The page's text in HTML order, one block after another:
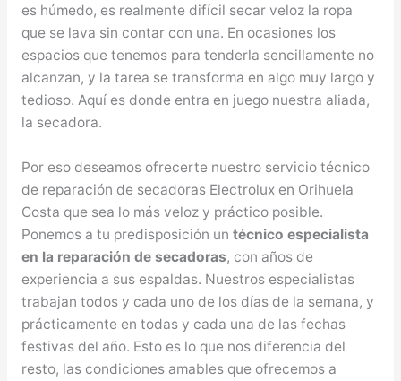
es húmedo, es realmente difícil secar veloz la ropa
que se lava sin contar con una. En ocasiones los
espacios que tenemos para tenderla sencillamente no
alcanzan, y la tarea se transforma en algo muy largo y
tedioso. Aquí es donde entra en juego nuestra aliada,
la secadora.
Por eso deseamos ofrecerte nuestro servicio técnico
de reparación de secadoras Electrolux en Orihuela
Costa que sea lo más veloz y práctico posible.
Ponemos a tu predisposición un técnico especialista
en la reparación de secadoras, con años de
experiencia a sus espaldas. Nuestros especialistas
trabajan todos y cada uno de los días de la semana, y
prácticamente en todas y cada una de las fechas
festivas del año. Esto es lo que nos diferencia del
resto, las condiciones amables que ofrecemos a